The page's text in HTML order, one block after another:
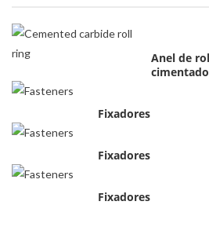
Anel de
cimentado
Fixadores
Fixadores
Fixadores